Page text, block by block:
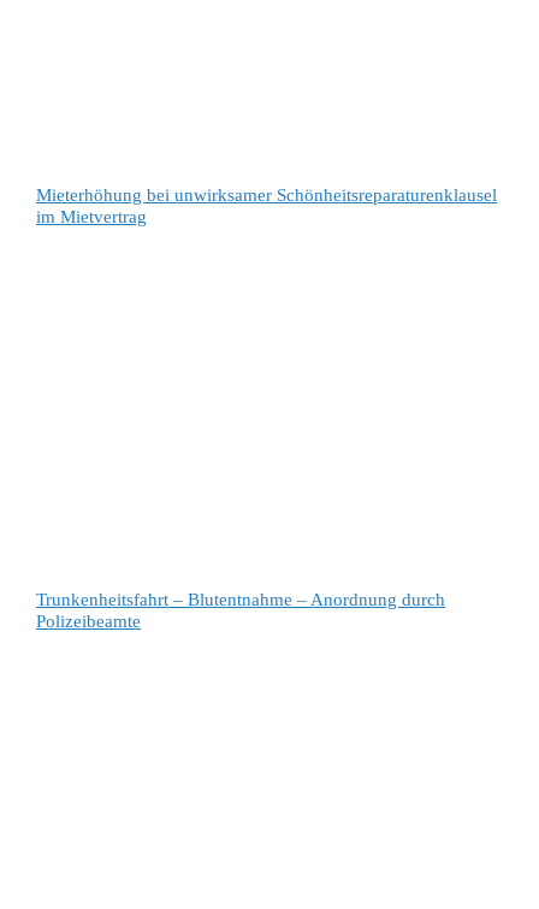
Mieterhöhung bei unwirksamer Schönheitsreparaturenklausel
im Mietvertrag
Trunkenheitsfahrt – Blutentnahme – Anordnung durch
Polizeibeamte